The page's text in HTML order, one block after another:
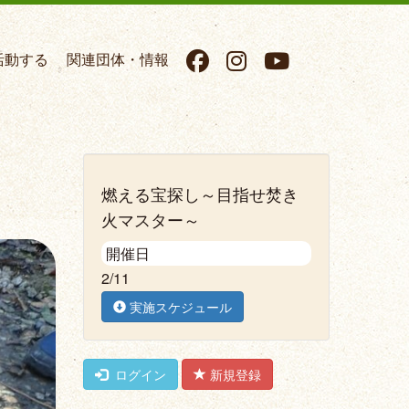
する 関連団体・情報
燃える宝探し～目指せ焚き
火マスター～
開催日
2/11
実施スケジュール
ログイン 新規登録